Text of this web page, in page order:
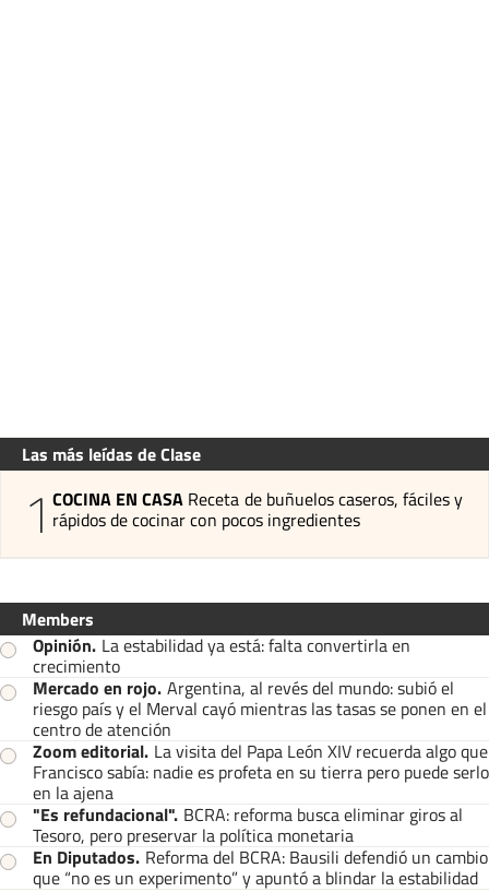
Las más leídas de Clase
1 COCINA EN CASA Receta de buñuelos caseros, fáciles y
rápidos de cocinar con pocos ingredientes
Members
Opinión. La estabilidad ya está: falta convertirla en
crecimiento
Mercado en rojo. Argentina, al revés del mundo: subió el
riesgo país y el Merval cayó mientras las tasas se ponen en el
centro de atención
Zoom editorial. La visita del Papa León XIV recuerda algo que
Francisco sabía: nadie es profeta en su tierra pero puede serlo
en la ajena
"Es refundacional". BCRA: reforma busca eliminar giros al
Tesoro, pero preservar la política monetaria
En Diputados. Reforma del BCRA: Bausili defendió un cambio
que “no es un experimento” y apuntó a blindar la estabilidad